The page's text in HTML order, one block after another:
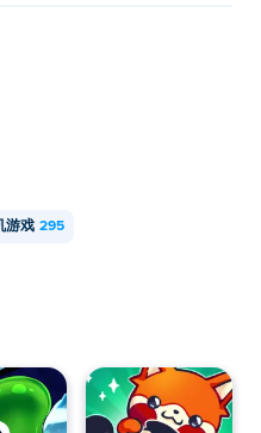
游戏 295